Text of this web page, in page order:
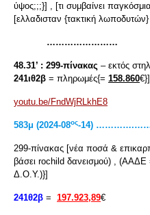
ύψος;;;}] , [τι συμβαίνει
[ελλαδισταν {τακτική λωποδυτών} ,
……………………
48.31’ : 299-πίνακας – εκτός
241ιθ2β = πληρωμές{= 158.860€}]
youtu.be/FndWjRLkhE8
583μ (2024-08ος-14)
299-πίνακας [νέα ποσά &
βάσει rochild δανεισμού) , (ΑΑΔΕ
Δ.Ο.Υ.)}]
241θ2β = 197.923,89€